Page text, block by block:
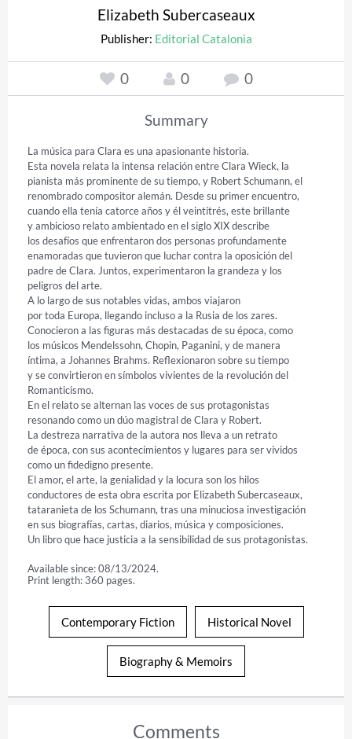
Elizabeth Subercaseaux
Publisher: Editorial Catalonia
0 0 0
Summary
La música para Clara es una apasionante historia.
Esta novela relata la intensa relación entre Clara Wieck, la
pianista más prominente de su tiempo, y Robert Schumann, el
renombrado compositor alemán. Desde su primer encuentro,
cuando ella tenía catorce años y él veintitrés, este brillante
y ambicioso relato ambientado en el siglo XIX describe
los desafíos que enfrentaron dos personas profundamente
enamoradas que tuvieron que luchar contra la oposición del
padre de Clara. Juntos, experimentaron la grandeza y los
peligros del arte.
A lo largo de sus notables vidas, ambos viajaron
por toda Europa, llegando incluso a la Rusia de los zares.
Conocieron a las figuras más destacadas de su época, como
los músicos Mendelssohn, Chopin, Paganini, y de manera
íntima, a Johannes Brahms. Reflexionaron sobre su tiempo
y se convirtieron en símbolos vivientes de la revolución del
Romanticismo.
En el relato se alternan las voces de sus protagonistas
resonando como un dúo magistral de Clara y Robert.
La destreza narrativa de la autora nos lleva a un retrato
de época, con sus acontecimientos y lugares para ser vividos
como un fidedigno presente.
El amor, el arte, la genialidad y la locura son los hilos
conductores de esta obra escrita por Elizabeth Subercaseaux,
tataranieta de los Schumann, tras una minuciosa investigación
en sus biografías, cartas, diarios, música y composiciones.
Un libro que hace justicia a la sensibilidad de sus protagonistas.
Available since: 08/13/2024.
Print length: 360 pages.
Contemporary Fiction Historical Novel
Biography & Memoirs
Comments